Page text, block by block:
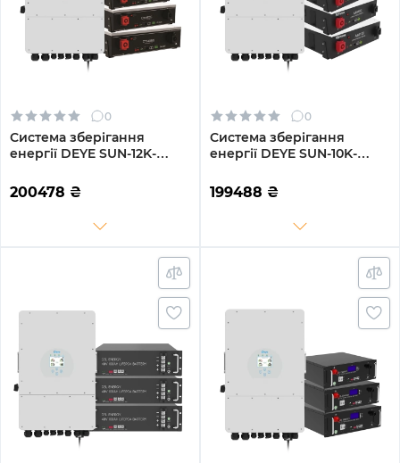
0
Система зберігання
енергії DEYE SUN-12K-
LFP-W 12000W 15.36kh
3BAT LiFePO4 6000 циклів
200478 ₴
0
Система зберігання
енергії DEYE SUN-10K-
LFP-W 10kW 14.4kWh 3BAT
LiFePO4 6000 циклів
199488 ₴